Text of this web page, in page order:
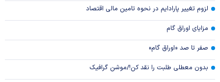
لزوم تغییر پارادایم در نحوه تامین مالی اقتصاد
مزایای اوراق گام
صفر تا صد «اوراق گام»
بدون معطلی طلبت را نقد کن!/موشن گرافیک